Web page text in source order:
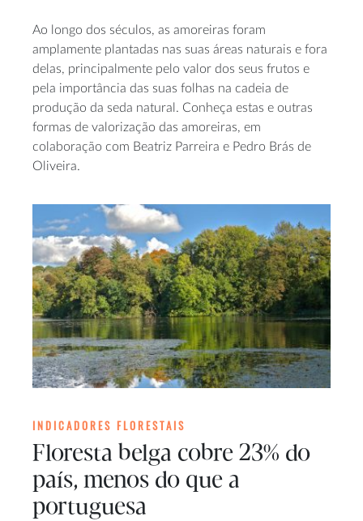
Ao longo dos séculos, as amoreiras foram
amplamente plantadas nas suas áreas naturais e fora
delas, principalmente pelo valor dos seus frutos e
pela importância das suas folhas na cadeia de
produção da seda natural. Conheça estas e outras
formas de valorização das amoreiras, em
colaboração com Beatriz Parreira e Pedro Brás de
Oliveira.
INDICADORES FLORESTAIS
Floresta belga cobre 23% do
país, menos do que a
portuguesa